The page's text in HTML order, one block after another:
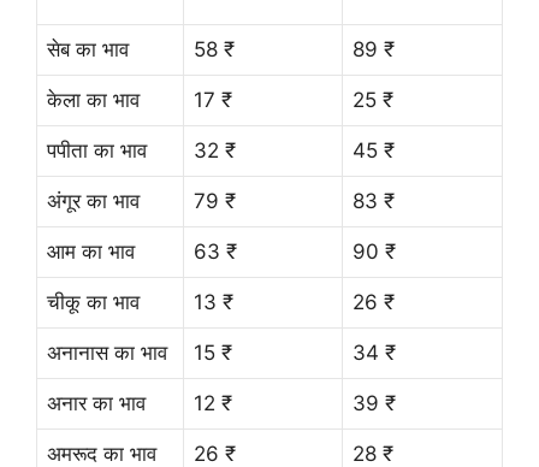
सेब का भाव 58 ₹ 89 ₹
केला का भाव 17 ₹ 25 ₹
पपीता का भाव 32 ₹ 45 ₹
अंगूर का भाव 79 ₹ 83 ₹
आम का भाव 63 ₹ 90 ₹
चीकू का भाव 13 ₹ 26 ₹
अनानास का भाव 15 ₹ 34 ₹
अनार का भाव 12 ₹ 39 ₹
अमरूद का भाव 26 ₹ 28 ₹